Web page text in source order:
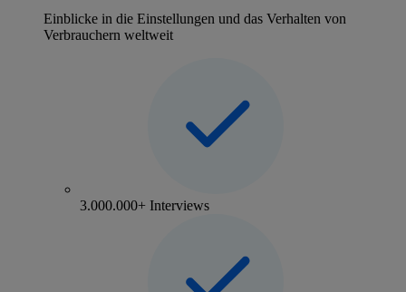
Einblicke in die Einstellungen und das Verhalten von
Verbrauchern weltweit
3.000.000+ Interviews